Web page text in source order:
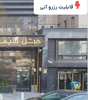
قابلیت رزرو آنی